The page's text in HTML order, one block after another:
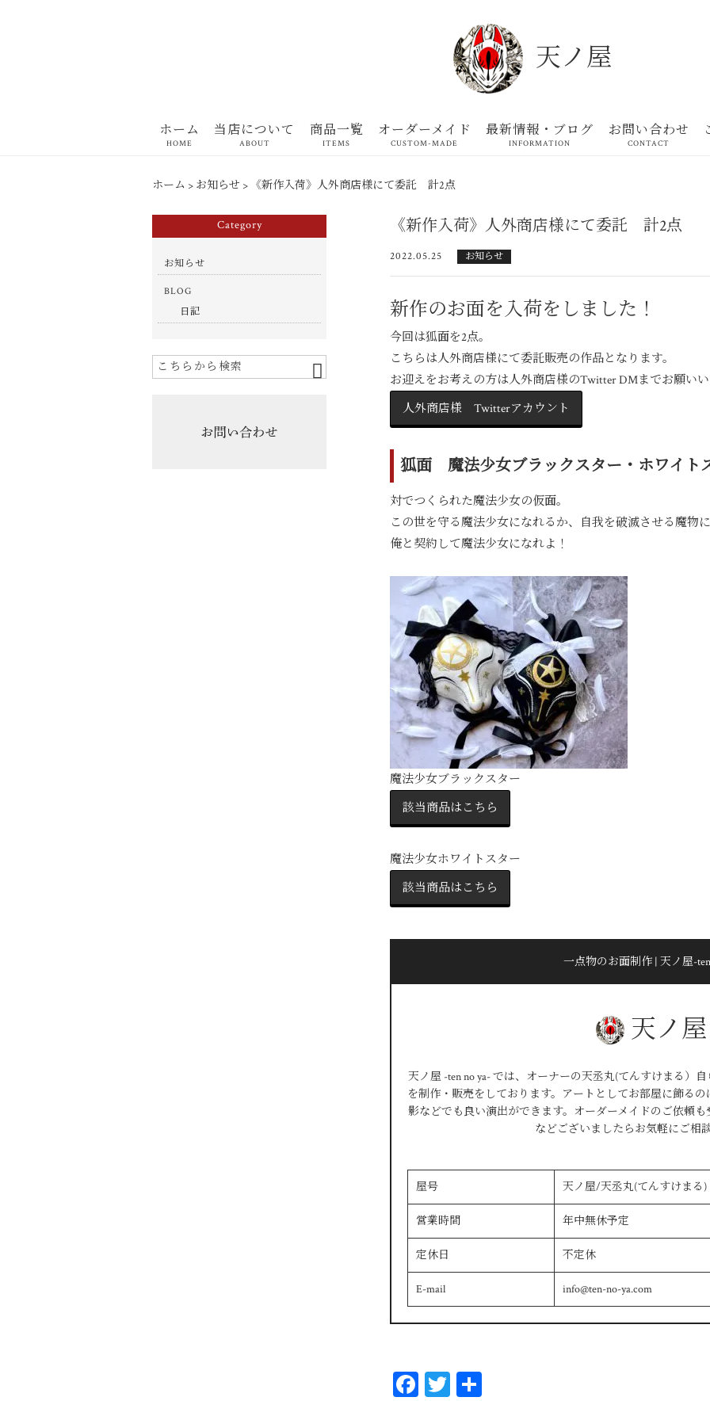
天ノ屋
ホーム
HOME
当店について
ABOUT
商品一覧
ITEMS
オーダーメイド
CUSTOM-MADE
最新情報・ブログ
INFORMATION
お問い合わせ
CONTACT
ホーム > お知らせ > 《新作入荷》人外商店様にて委託 計2点
《新作入荷》人外商店様にて委託 計2点
2022.05.25 お知らせ
新作のお面を入荷をしました！
今回は狐面を2点。
こちらは人外商店様にて委託販売の作品となります。
お迎えをお考えの方は人外商店様のTwitter DMまでお願いい
人外商店様 Twitterアカウント
狐面 魔法少女ブラックスター・ホワイト
対でつくられた魔法少女の仮面。
この世を守る魔法少女になれるか、自我を破滅させる魔物に
俺と契約して魔法少女になれよ！
魔法少女ブラックスター
該当商品はこちら
魔法少女ホワイトスター
該当商品はこちら
一点物のお面制作 | 天ノ屋-
天ノ屋
天ノ屋 -ten no ya- では、オーナーの天丞丸(てんすけまる）
を制作・販売をしております。アートとしてお部屋に飾る
影などでも良い演出ができます。オーダーメイドのご依頼
などございましたらお気軽にご相
屋号 天ノ屋/天丞丸(てんすけまる)
営業時間 年中無休予定
定休日 不定休
E-mail info@ten-no-ya.com
Fa T
Category
お知らせ
BLOG
日記